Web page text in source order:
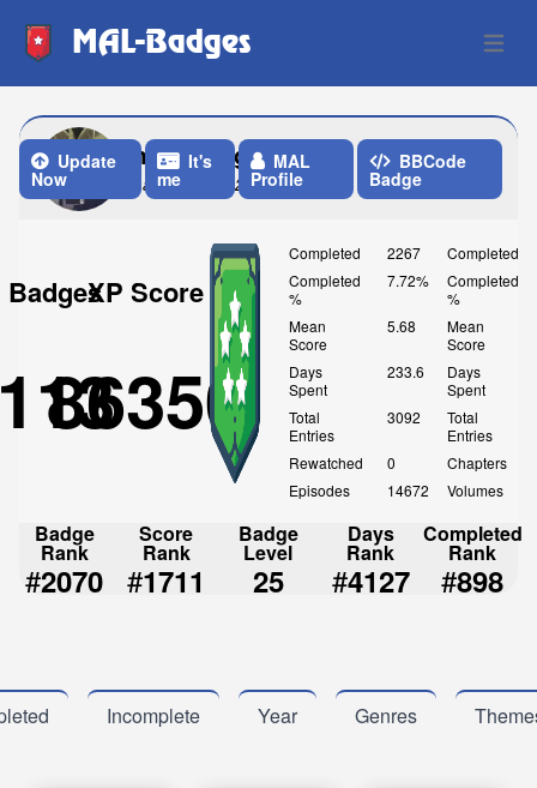
MAL-Badges Open
mutouyugi1920
Last Update: 2 Weeks ago
Update
Now
It's
me
MAL
Profile
BBCode
Badge
BadgesXP Score
86350
Completed
2267
Completed
%
7.72%
Mean
Score
5.68
Days
Spent
233.6
Total
Entries
3092
Rewatched
0
Episodes
14672
Completed
Completed
%
Mean
Score
Days
Spent
Total
Entries
Chapters
Volumes
Badge
Rank
#2070
Score
Rank
#1711
Badge
Level
25
Days
Rank
#4127
Completed
Rank
#898
Incomplete Year Genres